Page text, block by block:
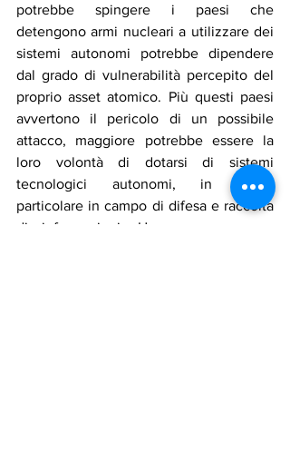
potrebbe spingere i paesi che
detengono armi nucleari a utilizzare dei
sistemi autonomi potrebbe dipendere
dal grado di vulnerabilità percepito del
proprio asset atomico. Più questi paesi
avvertono il pericolo di un possibile
attacco, maggiore potrebbe essere la
loro volontà di dotarsi di sistemi
tecnologici autonomi, in modo
particolare in campo di difesa e raccolta
di informazioni. Un paese con un